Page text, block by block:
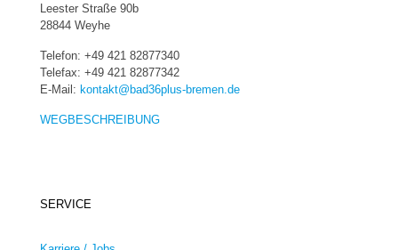
Leester Straße 90b
28844 Weyhe
Telefon: +49 421 82877340
Telefax: +49 421 82877342
E-Mail: kontakt@bad36plus-bremen.de
WEGBESCHREIBUNG
SERVICE